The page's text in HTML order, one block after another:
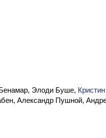
Элоди Буше,
Александр Пушной,